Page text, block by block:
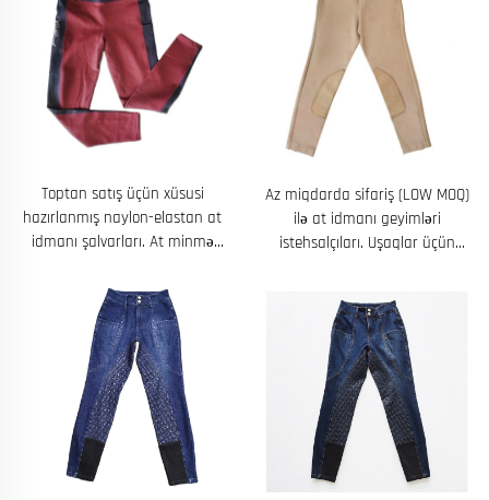
Toptan satış üçün xüsusi
hazırlanmış naylon-elastan at
idmanı şalvarları. At minmə
Az miqdarda sifariş (LOW MOQ)
ilə at idmanı geyimləri
istehsalçıları. Uşaqlar üçün